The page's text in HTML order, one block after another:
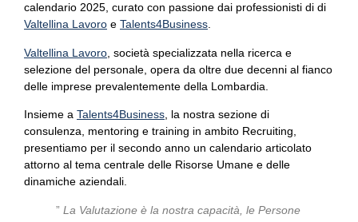
calendario 2025, curato con passione dai professionisti di di
Valtellina Lavoro e Talents4Business.
Valtellina Lavoro , società specializzata nella ricerca e
selezione del personale, opera da oltre due decenni al fianco
delle imprese prevalentemente della Lombardia.
Insieme a Talents4Business , la nostra sezione di
consulenza, mentoring e training in ambito Recruiting,
presentiamo per il secondo anno un calendario articolato
attorno al tema centrale delle Risorse Umane e delle
dinamiche aziendali.
”La Valutazione è la nostra capacità, le Persone